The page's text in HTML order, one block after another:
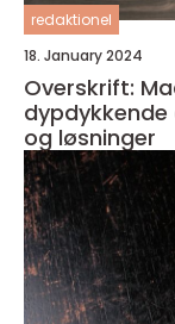
redaktionel
18. January 2024
Overskrift:
og løsninger